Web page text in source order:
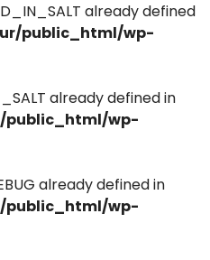
already defined
public_html/wp-
already defined in
public_html/wp-
already defined in
public_html/wp-